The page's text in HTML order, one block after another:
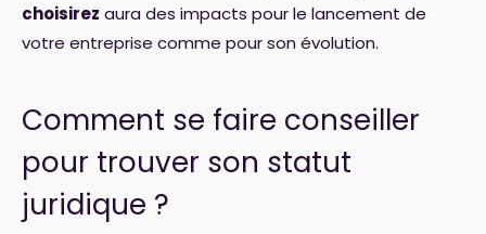
choisirez aura des impacts pour le lancement de
votre entreprise comme pour son évolution.
Comment se faire conseiller
pour trouver son statut
juridique ?